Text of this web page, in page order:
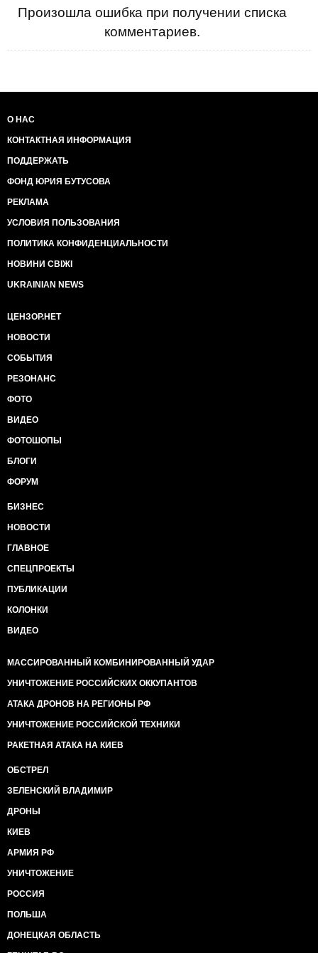
Произошла ошибка при получении списка
комментариев.
О НАС
КОНТАКТНАЯ ИНФОРМАЦИЯ
ПОДДЕРЖАТЬ
ФОНД ЮРИЯ БУТУСОВА
РЕКЛАМА
УСЛОВИЯ ПОЛЬЗОВАНИЯ
ПОЛИТИКА КОНФИДЕНЦИАЛЬНОСТИ
НОВИНИ СВІЖІ
UKRAINIAN NEWS
ЦЕНЗОР.НЕТ
НОВОСТИ
СОБЫТИЯ
РЕЗОНАНС
ФОТО
ВИДЕО
ФОТОШОПЫ
БЛОГИ
ФОРУМ
БИЗНЕС
НОВОСТИ
ГЛАВНОЕ
СПЕЦПРОЕКТЫ
ПУБЛИКАЦИИ
КОЛОНКИ
ВИДЕО
МАССИРОВАННЫЙ КОМБИНИРОВАННЫЙ УДАР
УНИЧТОЖЕНИЕ РОССИЙСКИХ ОККУПАНТОВ
АТАКА ДРОНОВ НА РЕГИОНЫ РФ
УНИЧТОЖЕНИЕ РОССИЙСКОЙ ТЕХНИКИ
РАКЕТНАЯ АТАКА НА КИЕВ
ОБСТРЕЛ
ЗЕЛЕНСКИЙ ВЛАДИМИР
ДРОНЫ
КИЕВ
АРМИЯ РФ
УНИЧТОЖЕНИЕ
РОССИЯ
ПОЛЬША
ДОНЕЦКАЯ ОБЛАСТЬ